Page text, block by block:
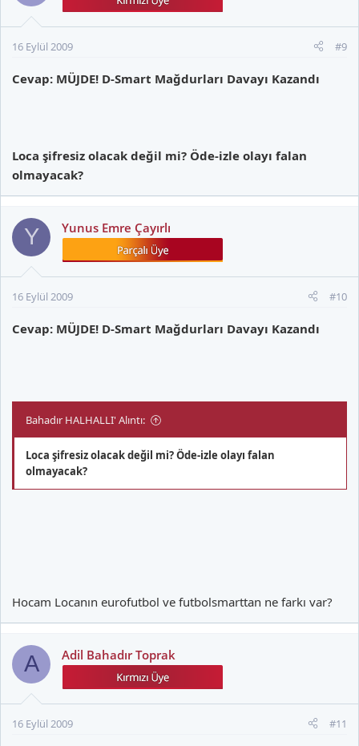
16 Eylül 2009 #9
Cevap: MÜJDE! D-Smart Mağdurları Davayı Kazandı
Loca şifresiz olacak değil mi? Öde-izle olayı falan
olmayacak?
Y Yunus Emre Çayırlı
16 Eylül 2009 #10
Cevap: MÜJDE! D-Smart Mağdurları Davayı Kazandı
Bahadır HALHALLI' Alıntı:
Loca şifresiz olacak değil mi? Öde-izle olayı falan
olmayacak?
Hocam Locanın eurofutbol ve futbolsmarttan ne farkı var?
A Adil Bahadır Toprak
16 Eylül 2009 #11